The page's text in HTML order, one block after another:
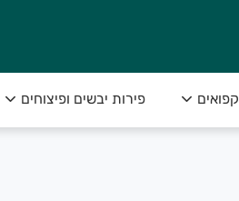
קפואים פירות יבשים ופיצוחים